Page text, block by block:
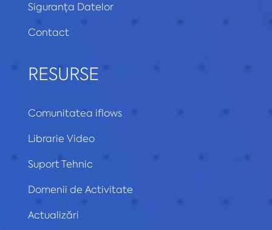
Siguranța Datelor
Contact
RESURSE
Comunitatea iflows
Librarie Video
Suport Tehnic
Domenii de Activitate
Actualizări